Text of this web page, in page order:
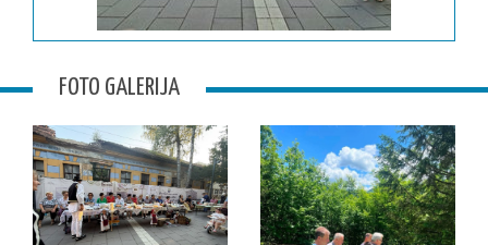
FOTO GALERIJA